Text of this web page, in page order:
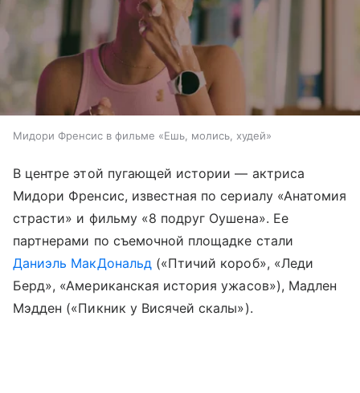
Мидори Френсис в фильме «Ешь, молись, худей»
В центре этой пугающей истории — актриса
Мидори Френсис, известная по сериалу «Анатомия
страсти» и фильму «8 подруг Оушена». Ее
партнерами по съемочной площадке стали
Даниэль МакДональд(«Птичий короб», «Леди
Берд», «Американская история ужасов»), Мадлен
Мэдден («Пикник у Висячей скалы»).